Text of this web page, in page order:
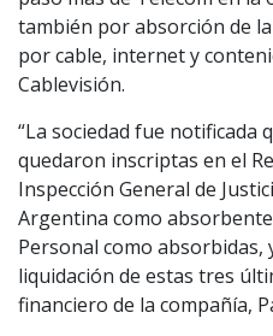
también por absorción de
por cable, internet y
Cablevisión.
“La sociedad fue notificada
quedaron inscriptas en el
Inspección General de
Argentina como
Personal como absorbidas,
liquidación de estas tres
financiero de la compañía,